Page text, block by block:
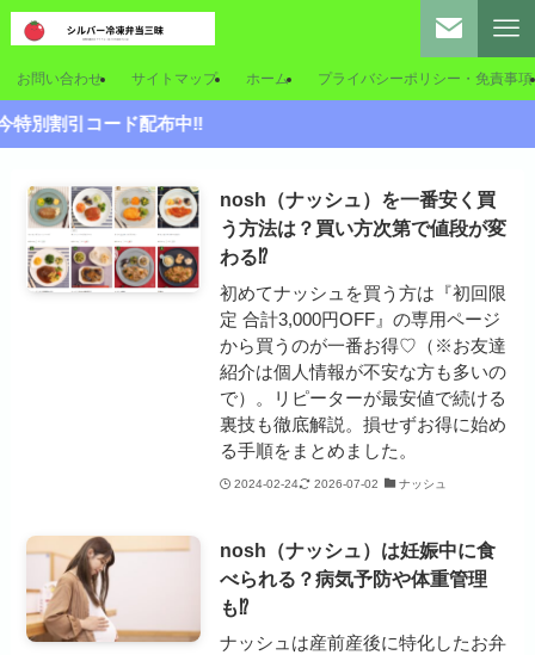
お問い合わせ サイトマップ ホーム プライバシーポリシー・免責事項
コード配布中‼
nosh（ナッシュ）を一番安く買
う方法は？買い方次第で値段が変
わる⁉
初めてナッシュを買う方は『初回限
定 合計3,000円OFF』の専用ページ
から買うのが一番お得♡（※お友達
紹介は個人情報が不安な方も多いの
で）。リピーターが最安値で続ける
裏技も徹底解説。損せずお得に始め
る手順をまとめました。
2024-02-24 2026-07-02 ナッシュ
nosh（ナッシュ）は妊娠中に食
べられる？病気予防や体重管理
も⁉
ナッシュは産前産後に特化したお弁